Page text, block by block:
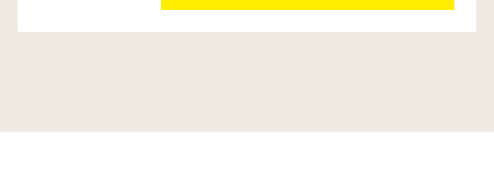
Mandarin E
Mouse-grey E